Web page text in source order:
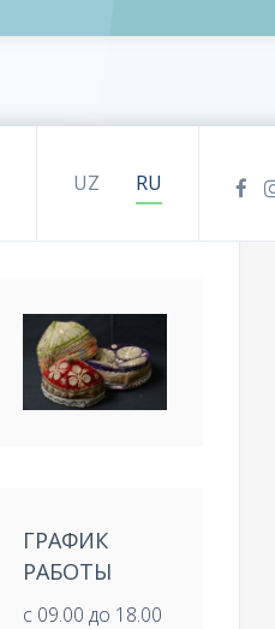
UZ RU
ГРАФИК
РАБОТЫ
с 09.00 до 18.00